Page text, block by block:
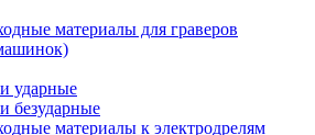
материалы для граверов
ударные
безударные
материалы к электродрелям